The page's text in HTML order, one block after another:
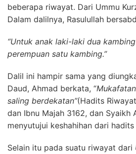
beberapa riwayat. Dari Ummu
Dalam dalilnya, Rasulullah
“Untuk anak laki-laki dua
perempuan satu kambing.”
Dalil ini hampir sama yang
Daud, Ahmad berkata, “
saling berdekatan”(Hadits
dan Ibnu Majah 3162, dan Syaikh
menyutujui keshahihan dari hadits
Selain itu pada suatu riwayat dari